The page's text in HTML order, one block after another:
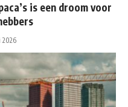
is een droom voor